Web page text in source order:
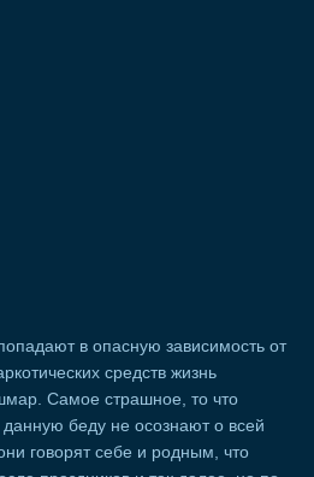
в опасную зависимость от
средств жизнь
Самое страшное, то что
данную беду не осознают о всей
говорят себе и родным, что